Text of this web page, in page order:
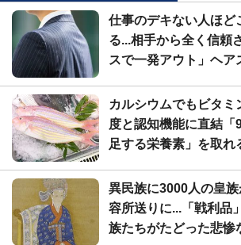
仕事のデキない人ほど
る...相手から全く信頼
スで一発アウト」ヘア
カルシウムでもビタミ
度と認知機能に直結「
足する栄養素」を取れ
異民族に3000人の皇
容所送りに...「戦利品
族たちがたどった悲惨